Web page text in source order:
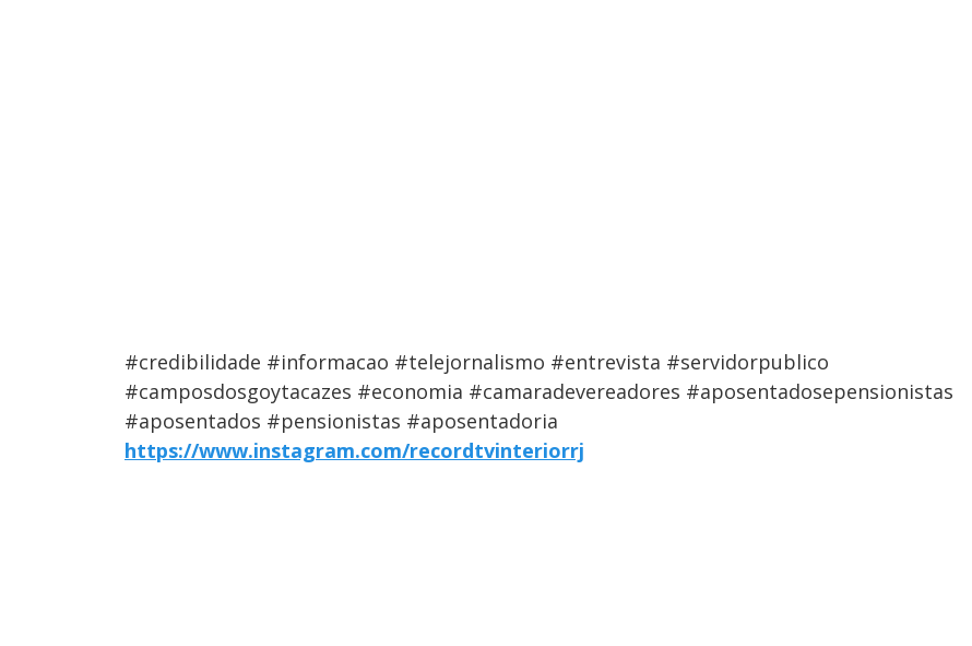
#credibilidade #informacao #telejornalismo #entrevista #servidorpublico
#camposdosgoytacazes #economia #camaradevereadores #aposentadosepensionistas
#aposentados #pensionistas #aposentadoria
https://www.instagram.com/recordtvinteriorrj